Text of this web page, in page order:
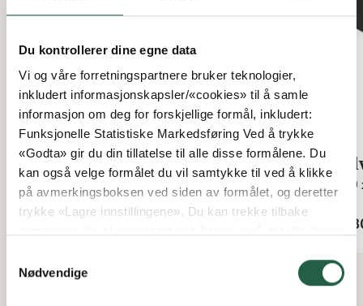
Du kontrollerer dine egne data
Vi og våre forretningspartnere bruker teknologier,
inkludert informasjonskapsler/«cookies» til å samle
informasjon om deg for forskjellige formål, inkludert:
Funksjonelle Statistiske Markedsføring Ved å trykke
«Godta» gir du din tillatelse til alle disse formålene. Du
kan også velge formålet du vil samtykke til ved å klikke
på avmerkingsboksen ved siden av formålet, og deretter
trykke «Lagre innstillingene». Du kan trekke tilbake
om hvordan vi bruker informasjonskapsler og annen
Nødvendige
Selvvannende Minikap 60
Fra
800
kr